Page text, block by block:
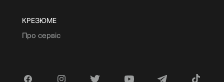
КРЕЗЮМЕ
Про сервіс